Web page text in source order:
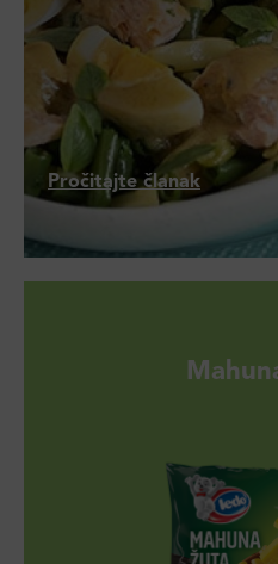
Pročitajte članak